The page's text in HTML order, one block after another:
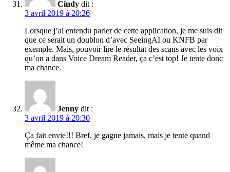
Cindy dit :
3 avril 2019 à 20:26
Lorsque j’ai entendu parler de cette application, je me suis dit
que ce serait un doublon d’avec SeeingAI ou KNFB par
exemple. Mais, pouvoir lire le résultat des scans avec les voix
qu’on a dans Voice Dream Reader, ça c’est top! Je tente donc
ma chance.
Jenny dit :
3 avril 2019 à 20:30
Ça fait envie!!! Bref, je gagne jamais, mais je tente quand
même ma chance!